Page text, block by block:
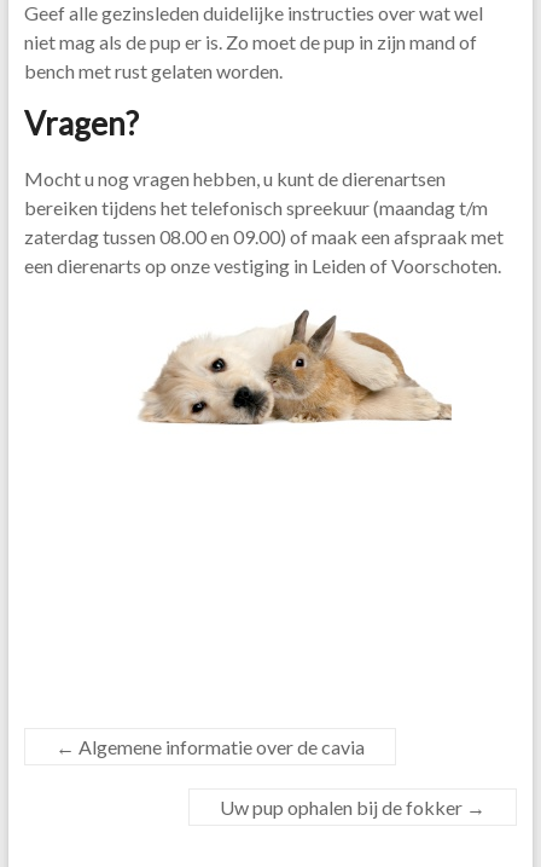
Geef alle gezinsleden duidelijke instructies over wat wel
niet mag als de pup er is. Zo moet de pup in zijn mand of
bench met rust gelaten worden.
Vragen?
Mocht u nog vragen hebben, u kunt de dierenartsen
bereiken tijdens het telefonisch spreekuur (maandag t/m
zaterdag tussen 08.00 en 09.00) of maak een afspraak met
een dierenarts op onze vestiging in Leiden of Voorschoten.
← Algemene informatie over de cavia
Uw pup ophalen bij de fokker →